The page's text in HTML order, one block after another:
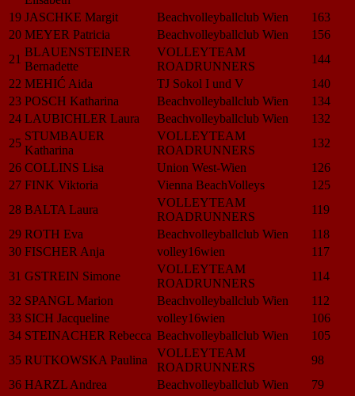
19 JASCHKE Margit Beachvolleyballclub Wien
163
20 MEYER Patricia Beachvolleyballclub Wien
156
21
BLAUENSTEINER
Bernadette
VOLLEYTEAM
ROADRUNNERS
144
22 MEHIĆ Aida TJ Sokol I und V
140
23 POSCH Katharina Beachvolleyballclub Wien
134
24 LAUBICHLER Laura Beachvolleyballclub Wien
132
25
STUMBAUER
Katharina
VOLLEYTEAM
ROADRUNNERS
132
26 COLLINS Lisa Union West-Wien
126
27 FINK Viktoria Vienna BeachVolleys
125
28 BALTA Laura
VOLLEYTEAM
ROADRUNNERS
119
29 ROTH Eva Beachvolleyballclub Wien
118
30 FISCHER Anja volley16wien
117
31 GSTREIN Simone
VOLLEYTEAM
ROADRUNNERS
114
32 SPANGL Marion Beachvolleyballclub Wien
112
33 SICH Jacqueline volley16wien
106
34 STEINACHER Rebecca Beachvolleyballclub Wien
105
35 RUTKOWSKA Paulina
VOLLEYTEAM
ROADRUNNERS
98
36 HARZL Andrea Beachvolleyballclub Wien
79